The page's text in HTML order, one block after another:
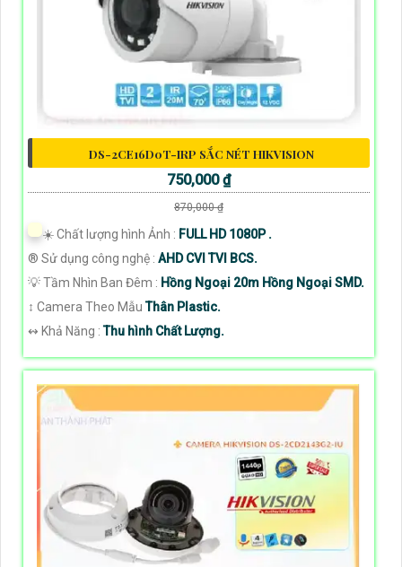
DS-2CE16D0T-IRP SẮC NÉT HIKVISION
750,000 ₫
870,000 ₫
☀️ Chất lượng hình Ảnh : FULL HD 1080P .
®️ Sử dụng công nghệ : AHD CVI TVI BCS.
💡 Tầm Nhìn Ban Đêm : Hồng Ngoại 20m Hồng Ngoại SMD.
↕️ Camera Theo MẫuThân Plastic.
️↭ Khả Năng :Thu hình Chất Lượng.